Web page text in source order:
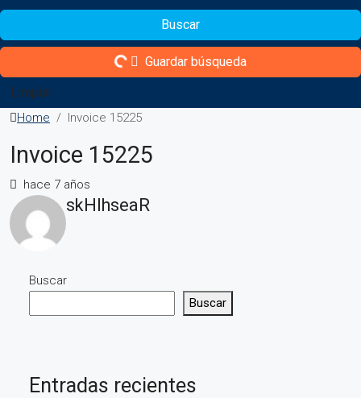
Buscar
Guardar búsqueda
Limpiar
Home Invoice 15225
Invoice 15225
hace 7 años
skHlhseaR
Buscar
Buscar
Entradas recientes